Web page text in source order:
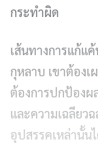
กระทำผิด
เส้นทางการแก้แ
กุหลาบ เขาต้อง
ต้องการปกป้องผ
และความเฉลียว
อุปสรรคเหล่านั้น